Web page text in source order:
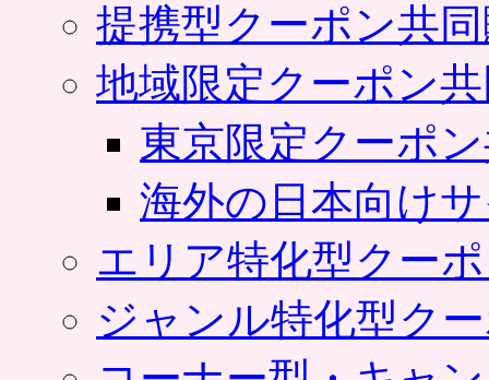
提携型クーポン共
地域限定クーポン
東京限定クーポ
海外の日本向け
エリア特化型クー
ジャンル特化型ク